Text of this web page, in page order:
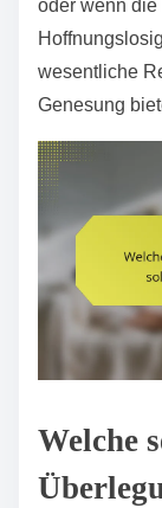
oder wenn die
wesentliche
Genesung
Welche